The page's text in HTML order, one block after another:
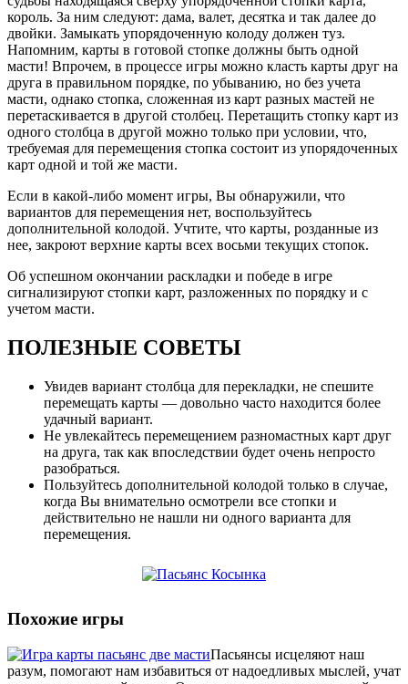
король. За ним следуют: дама, валет, десятка и так далее до
двойки. Замыкать упорядоченную колоду должен туз.
Напомним, карты в готовой стопке должны быть одной
масти! Впрочем, в процессе игры можно класть карты друг на
друга в правильном порядке, по убыванию, но без учета
масти, однако стопка, сложенная из карт разных мастей не
перетаскивается в другой столбец. Перетащить стопку карт из
одного столбца в другой можно только при условии, что,
требуемая для перемещения стопка состоит из упорядоченных
карт одной и той же масти.
Если в какой-либо момент игры, Вы обнаружили, что
вариантов для перемещения нет, воспользуйтесь
дополнительной колодой. Учтите, что карты, розданные из
нее, закроют верхние карты всех восьми текущих стопок.
Об успешном окончании раскладки и победе в игре
сигнализируют стопки карт, разложенных по порядку и с
учетом масти.
ПОЛЕЗНЫЕ СОВЕТЫ
Увидев вариант столбца для перекладки, не спешите
перемещать карты — довольно часто находится более
удачный вариант.
Не увлекайтесь перемещением разномастных карт друг
на друга, так как впоследствии будет очень непросто
разобраться.
Пользуйтесь дополнительной колодой только в случае,
когда Вы внимательно осмотрели все стопки и
действительно не нашли ни одного варианта для
перемещения.
Похожие игры
Пасьянсы исцеляют наш
разум, помогают нам избавиться от надоедливых мыслей, учат